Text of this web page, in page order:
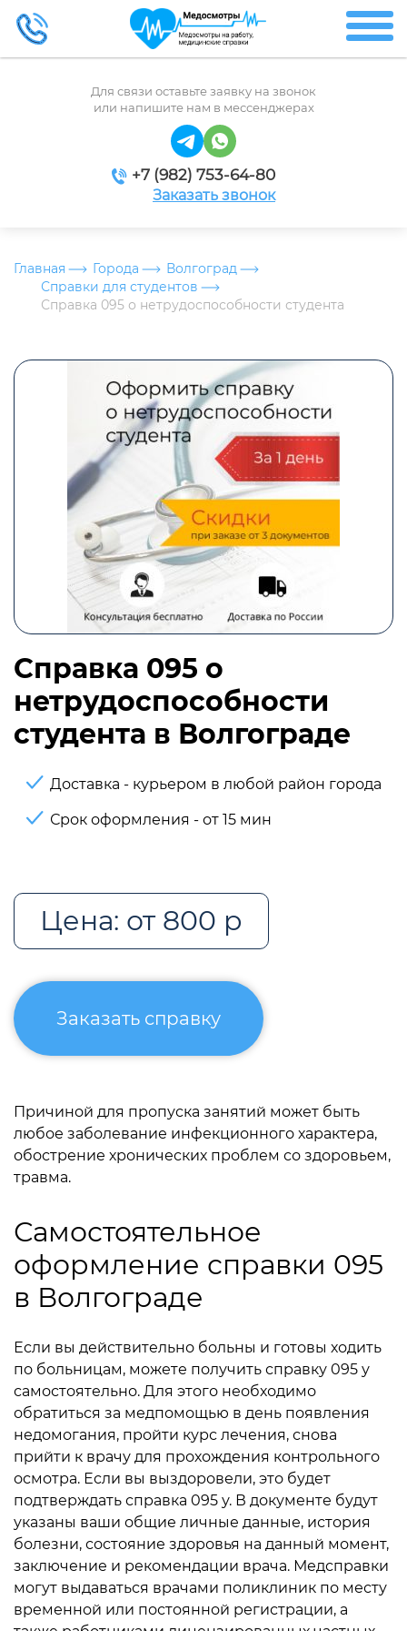
Для связи оставьте заявку на звонок
или напишите нам в мессенджерах
+7 (982) 753-64-80
Заказать звонок
Главная Города
Волгоград
Справки для студентов
Справка 095 о нетрудоспособности студента
Справка 095 о
нетрудоспособности
студента в Волгограде
Доставка - курьером в любой район города
Срок оформления - от 15 мин
Цена: от 800 р
Заказать справку
Причиной для пропуска занятий может быть
любое заболевание инфекционного характера,
обострение хронических проблем со здоровьем,
травма.
Самостоятельное
оформление справки 095
в Волгограде
Если вы действительно больны и готовы ходить
по больницам, можете получить справку 095 у
самостоятельно. Для этого необходимо
обратиться за медпомощью в день появления
недомогания, пройти курс лечения, снова
прийти к врачу для прохождения контрольного
осмотра. Если вы выздоровели, это будет
подтверждать справка 095 у. В документе будут
указаны ваши общие личные данные, история
болезни, состояние здоровья на данный момент,
заключение и рекомендации врача. Медсправки
могут выдаваться врачами поликлиник по месту
временной или постоянной регистрации, а